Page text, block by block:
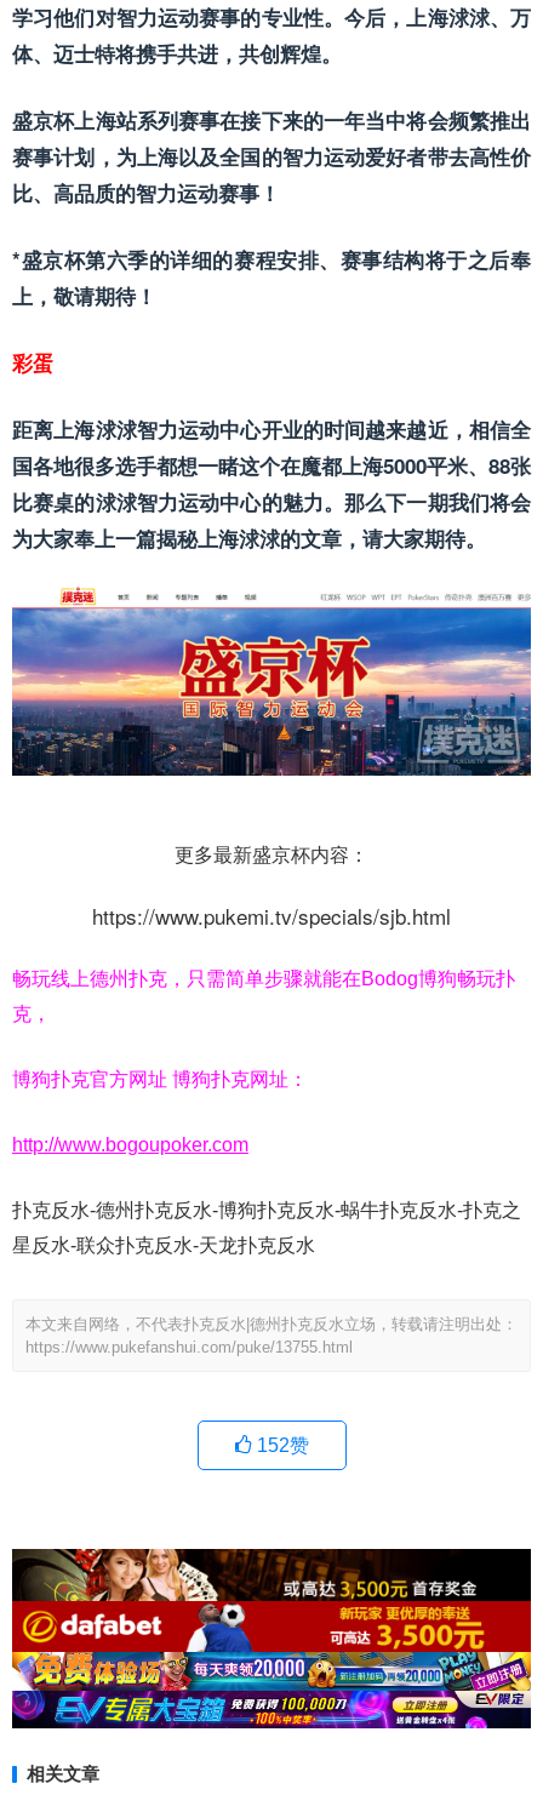
学习他们对智力运动赛事的专业性。今后，上海浗浗、万
体、迈士特将携手共进，共创辉煌。
盛京杯上海站系列赛事在接下来的一年当中将会频繁推出
赛事计划，为上海以及全国的智力运动爱好者带去高性价
比、高品质的智力运动赛事！
*盛京杯第六季的详细的赛程安排、赛事结构将于之后奉
上，敬请期待！
彩蛋
距离上海浗浗智力运动中心开业的时间越来越近，相信全
国各地很多选手都想一睹这个在魔都上海5000平米、88张
比赛桌的浗浗智力运动中心的魅力。那么下一期我们将会
为大家奉上一篇揭秘上海浗浗的文章，请大家期待。
更多最新盛京杯内容：
https://www.pukemi.tv/specials/sjb.html
畅玩线上德州扑克，只需简单步骤就能在Bodog博狗畅玩扑
克，
博狗扑克官方网址 博狗扑克网址：
http://www.bogoupoker.com
扑克反水-德州扑克反水-博狗扑克反水-蜗牛扑克反水-扑克之
星反水-联众扑克反水-天龙扑克反水
本文来自网络，不代表扑克反水|德州扑克反水立场，转载请注明出处：
https://www.pukefanshui.com/puke/13755.html
152赞
相关文章